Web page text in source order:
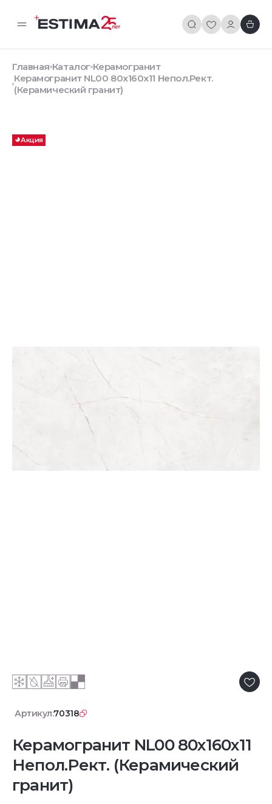
Главная Каталог Керамогранит
Керамогранит NL00 80x160x11 Непол.Рект.
(Керамический гранит)
Акция
Артикул:70318
Керамогранит NL00 80x160x11
Непол.Рект. (Керамический
гранит)